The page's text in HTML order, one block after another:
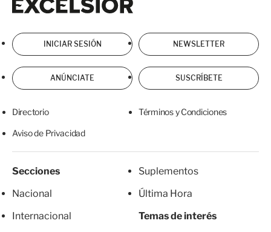
INICIAR SESIÓN NEWSLETTER
ANÚNCIATE SUSCRÍBETE
Directorio Términos y Condiciones
Aviso de Privacidad
Secciones
Nacional
Internacional
Suplementos
Última Hora
Temas de interés